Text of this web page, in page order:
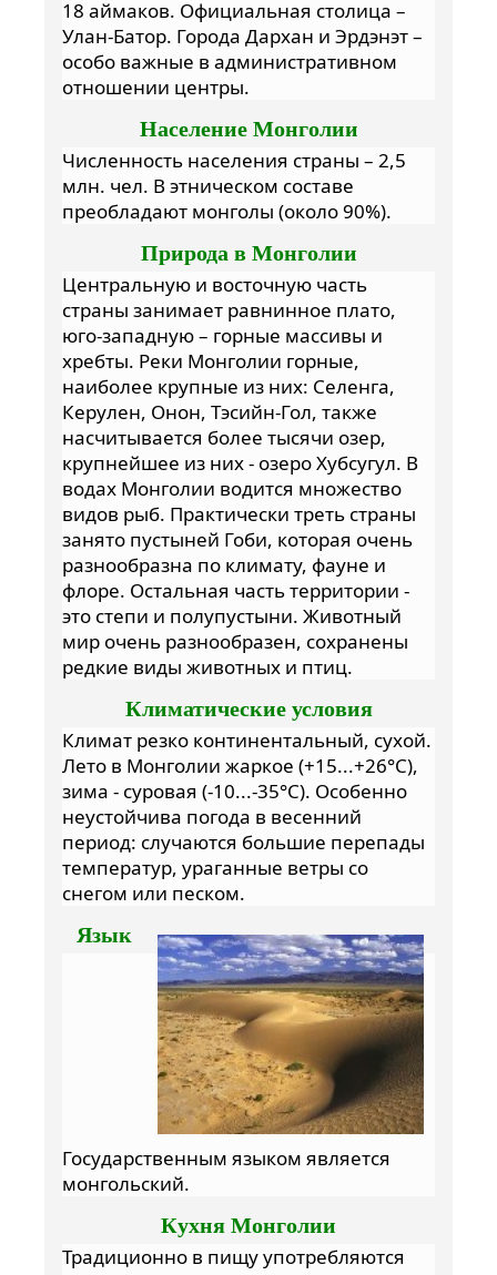
18 аймаков. Официальная столица –
Улан-Батор. Города Дархан и Эрдэнэт –
особо важные в административном
отношении центры.
Население Монголии
Численность населения страны – 2,5
млн. чел. В этническом составе
преобладают монголы (около 90%).
Природа в Монголии
Центральную и восточную часть
страны занимает равнинное плато,
юго-западную – горные массивы и
хребты. Реки Монголии горные,
наиболее крупные из них: Селенга,
Керулен, Онон, Тэсийн-Гол, также
насчитывается более тысячи озер,
крупнейшее из них - озеро Хубсугул. В
водах Монголии водится множество
видов рыб. Практически треть страны
занято пустыней Гоби, которая очень
разнообразна по климату, фауне и
флоре. Остальная часть территории -
это степи и полупустыни. Животный
мир очень разнообразен, сохранены
редкие виды животных и птиц.
Климатические условия
Климат резко континентальный, сухой.
Лето в Монголии жаркое (+15...+26°C),
зима - суровая (-10...-35°C). Особенно
неустойчива погода в весенний
период: случаются большие перепады
температур, ураганные ветры со
снегом или песком.
Язык
Государственным языком является
монгольский.
Кухня Монголии
Традиционно в пищу употребляются